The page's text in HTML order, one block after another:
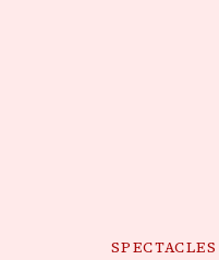
SPECTACLES